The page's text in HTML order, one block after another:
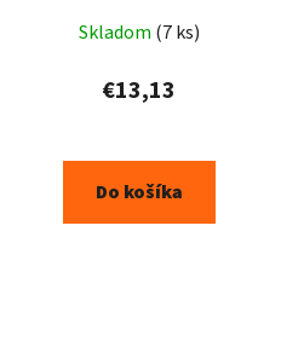
Skladom (7 ks)
€13,13
Do košíka